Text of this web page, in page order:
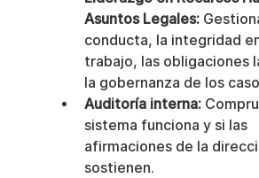
Asuntos Legales:
conducta, la integridad
trabajo, las obligaciones
la gobernanza de los
Auditoría interna:
sistema funciona y si las
afirmaciones de la
sostienen.